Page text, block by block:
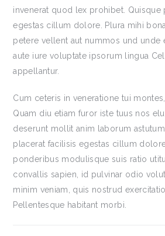
invenerat quod lex prohibet. Quisque
egestas cillum dolore. Plura mihi
petere vellent aut nummos und unde
aute iure voluptate ipsorum lingua
appellantur.
Cum ceteris in veneratione tui
Quam diu etiam furor iste tuus nos
deserunt mollit anim laborum
placerat facilisis egestas cillum
ponderibus modulisque suis ratio
convallis sapien, id pulvinar odio
minim veniam, quis nostrud
Pellentesque habitant morbi.